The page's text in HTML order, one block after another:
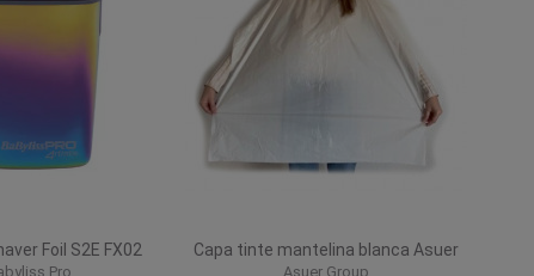
Foil S2E FX02
Pro
Capa tinte mantelina blanca Asuer
Asuer Group